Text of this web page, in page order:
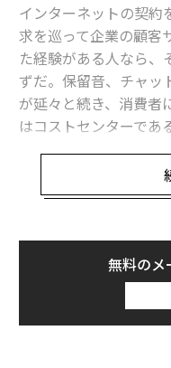
インターネットの契約
求を巡って企業の顧客
た経験がある人なら、
ずだ。保留音、チャッ
が延々と続き、消費者
はコストセンターであ
低い劣悪な顧客体験に
44兆円。1ドル＝147
。多く
に人工知能（AI）アシ
そうしたツールは多く
無料のメ